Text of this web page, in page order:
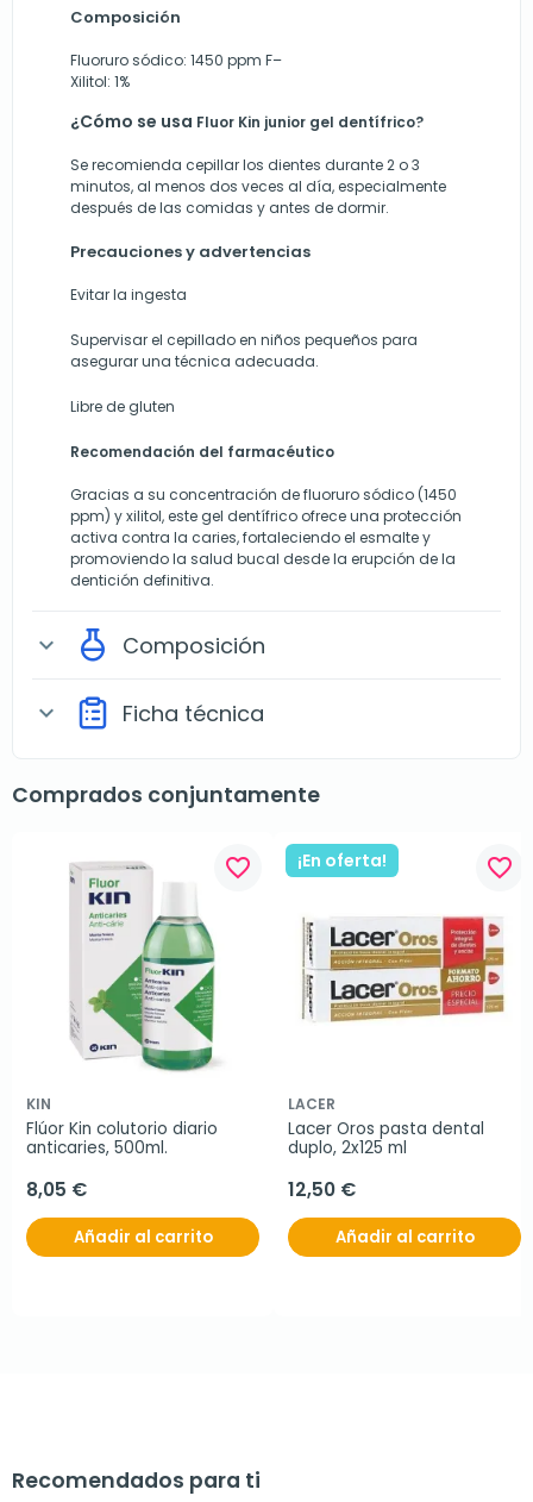
Composición
Fluoruro sódico: 1450 ppm F–
Xilitol: 1%
¿Cómo se usa Fluor Kin junior gel dentífrico?
Se recomienda cepillar los dientes durante 2 o 3
minutos, al menos dos veces al día, especialmente
después de las comidas y antes de dormir.
Precauciones y advertencias
Evitar la ingesta
Supervisar el cepillado en niños pequeños para
asegurar una técnica adecuada.
Libre de gluten
Recomendación del farmacéutico
Gracias a su concentración de fluoruro sódico (1450
ppm) y xilitol, este gel dentífrico ofrece una protección
activa contra la caries, fortaleciendo el esmalte y
promoviendo la salud bucal desde la erupción de la
dentición definitiva.
expand_more Composición
expand_more Ficha técnica
Comprados conjuntamente
favorite_border
KIN
Flúor Kin colutorio diario
anticaries, 500ml.
8,05 €
Añadir al carrito
¡En oferta! favorite_border
LACER
Lacer Oros pasta dental
duplo, 2x125 ml
12,50 €
Añadir al carrito
Recomendados para ti